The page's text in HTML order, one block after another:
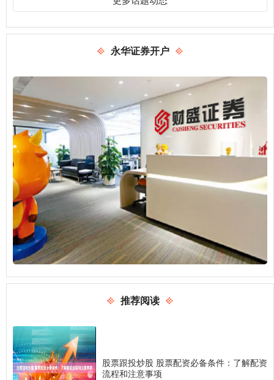
永华证券开户
推荐阅读
股票跟投炒股 股票配资必备条件：了解配资
流程和注意事项